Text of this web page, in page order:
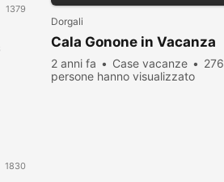
1379
1830
Dorgali
Cala Gonone in Vacanza
2 anni fa Case vacanze
276
persone hanno visualizzato